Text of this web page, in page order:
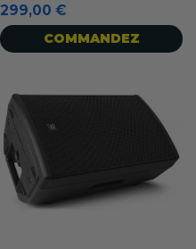
299,00 €
COMMANDEZ